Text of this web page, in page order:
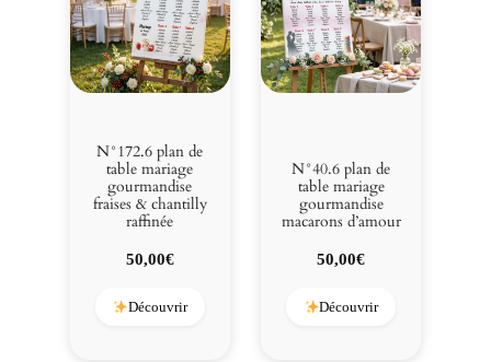
N°172.6 plan de
table mariage
gourmandise
fraises & chantilly
raffinée
50,00€
Découvrir
N°40.6 plan de
table mariage
gourmandise
macarons d’amour
50,00€
Découvrir